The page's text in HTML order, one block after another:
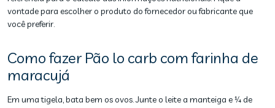
vontade para escolher o produto do fornecedor ou fabricante que
você preferir.
Como fazer Pão lo carb com farinha de
maracujá
Em uma tigela, bata bem os ovos. Junte o leite a manteiga e ¼ de